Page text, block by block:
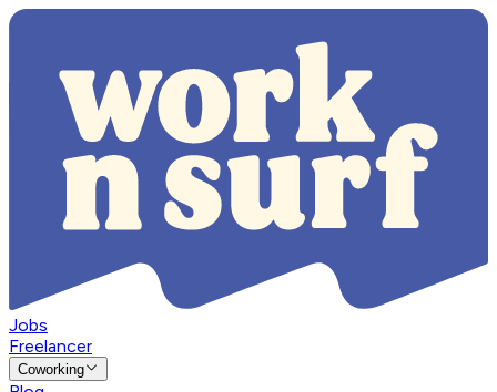
Jobs
Freelancer
Coworking